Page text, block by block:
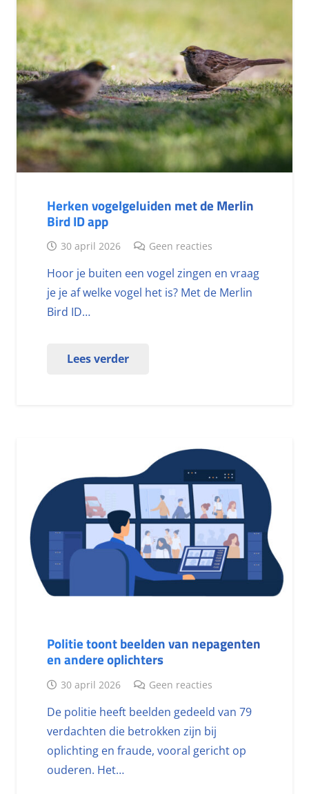
Herken vogelgeluiden met de Merlin
Bird ID app
30 april 2026 Geen reacties
Hoor je buiten een vogel zingen en vraag
je je af welke vogel het is? Met de Merlin
Bird ID…
Lees verder
Politie toont beelden van nepagenten
en andere oplichters
30 april 2026 Geen reacties
De politie heeft beelden gedeeld van 79
verdachten die betrokken zijn bij
oplichting en fraude, vooral gericht op
ouderen. Het…